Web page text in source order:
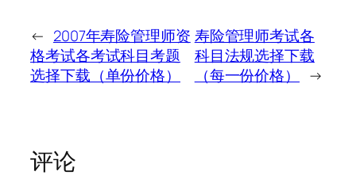
← 2007年寿险管理师资
格考试各考试科目考题
选择下载（单份价格）
寿险管理师考试各
科目法规选择下载
（每一份价格）
→
评论